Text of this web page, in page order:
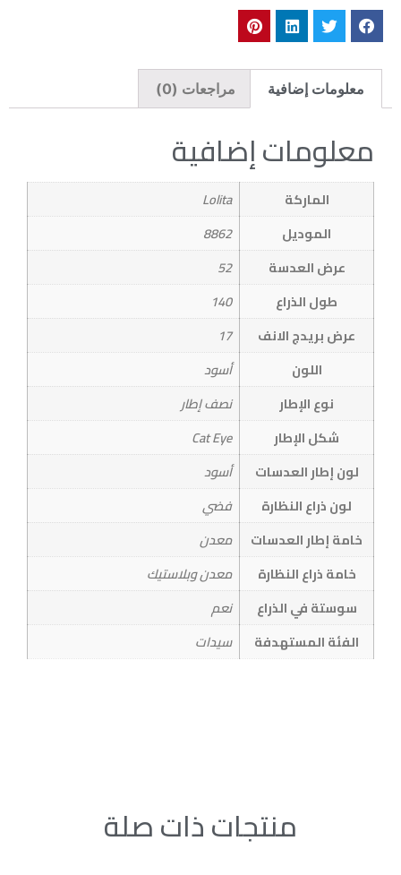
معلومات إضافية مراجعات (0)
معلومات إضافية
الماركة
Lolita
الموديل
8862
عرض العدسة
52
طول الذراع
140
عرض بريدج الانف
17
اللون
أسود
نوع الإطار
نصف إطار
شكل الإطار
Cat Eye
لون إطار العدسات
أسود
لون ذراع النظارة
فضي
خامة إطار العدسات
معدن
خامة ذراع النظارة
معدن وبلاستيك
سوستة في الذراع
نعم
الفئة المستهدفة
سيدات
منتجات ذات صلة